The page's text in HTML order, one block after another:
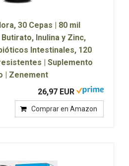
30 Cepas | 80 mil
Inulina y Zinc,
Intestinales, 120
| Suplemento
| Zenement
26,97 EUR
Comprar en Amazon